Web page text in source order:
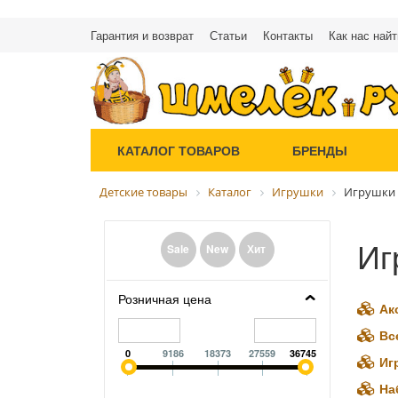
Гарантия и возврат Статьи Контакты Как нас
КАТАЛОГ ТОВАРОВ БРЕНДЫ
Детские товары Каталог Игрушки Игрушки
Sale New Хит
Розничная цена
0 9186 18373 27559 36745